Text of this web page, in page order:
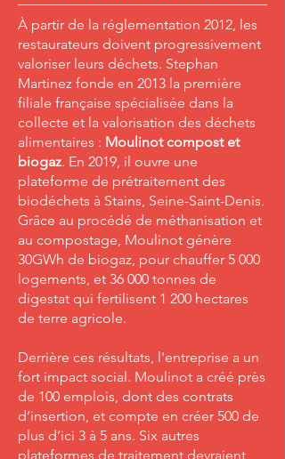
À partir de la réglementation 2012, les
restaurateurs doivent progressivement
valoriser leurs déchets. Stephan
Martinez fonde en 2013 la première
filiale française spécialisée dans la
collecte et la valorisation des déchets
alimentaires : Moulinot compost et
biogaz. En 2019, il ouvre une
plateforme de prétraitement des
biodéchets à Stains, Seine-Saint-Denis.
Grâce au procédé de méthanisation et
au compostage, Moulinot génère
30GWh de biogaz, pour chauffer 5 000
logements, et 36 000 tonnes de
digestat qui fertilisent 1 200 hectares
de terre agricole.
Derrière ces résultats, l'entreprise a un
fort impact social. Moulinot a créé près
de 100 emplois, dont des contrats
d’insertion, et compte en créer 500 de
plus d’ici 3 à 5 ans. Six autres
plateformes de traitement devraient